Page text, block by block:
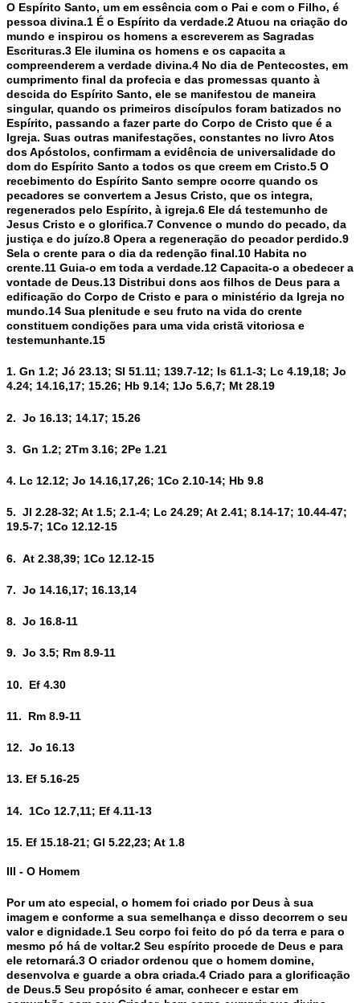
O Espírito Santo, um em essência com o Pai e com o Filho, é
pessoa divina.1 É o Espírito da verdade.2 Atuou na criação do
mundo e inspirou os homens a escreverem as Sagradas
Escrituras.3 Ele ilumina os homens e os capacita a
compreenderem a verdade divina.4 No dia de Pentecostes, em
cumprimento final da profecia e das promessas quanto à
descida do Espírito Santo, ele se manifestou de maneira
singular, quando os primeiros discípulos foram batizados no
Espírito, passando a fazer parte do Corpo de Cristo que é a
Igreja. Suas outras manifestações, constantes no livro Atos
dos Apóstolos, confirmam a evidência de universalidade do
dom do Espírito Santo a todos os que creem em Cristo.5 O
recebimento do Espírito Santo sempre ocorre quando os
pecadores se convertem a Jesus Cristo, que os integra,
regenerados pelo Espírito, à igreja.6 Ele dá testemunho de
Jesus Cristo e o glorifica.7 Convence o mundo do pecado, da
justiça e do juízo.8 Opera a regeneração do pecador perdido.9
Sela o crente para o dia da redenção final.10 Habita no
crente.11 Guia-o em toda a verdade.12 Capacita-o a obedecer a
vontade de Deus.13 Distribui dons aos filhos de Deus para a
edificação do Corpo de Cristo e para o ministério da Igreja no
mundo.14 Sua plenitude e seu fruto na vida do crente
constituem condições para uma vida cristã vitoriosa e
testemunhante.15
1. Gn 1.2; Jó 23.13; Sl 51.11; 139.7-12; Is 61.1-3; Lc 4.19,18; Jo
4.24; 14.16,17; 15.26; Hb 9.14; 1Jo 5.6,7; Mt 28.19
2. Jo 16.13; 14.17; 15.26
3. Gn 1.2; 2Tm 3.16; 2Pe 1.21
4. Lc 12.12; Jo 14.16,17,26; 1Co 2.10-14; Hb 9.8
5. Jl 2.28-32; At 1.5; 2.1-4; Lc 24.29; At 2.41; 8.14-17; 10.44-47;
19.5-7; 1Co 12.12-15
6. At 2.38,39; 1Co 12.12-15
7. Jo 14.16,17; 16.13,14
8. Jo 16.8-11
9. Jo 3.5; Rm 8.9-11
10. Ef 4.30
11. Rm 8.9-11
12. Jo 16.13
13. Ef 5.16-25
14. 1Co 12.7,11; Ef 4.11-13
15. Ef 15.18-21; Gl 5.22,23; At 1.8
III - O Homem
Por um ato especial, o homem foi criado por Deus à sua
imagem e conforme a sua semelhança e disso decorrem o seu
valor e dignidade.1 Seu corpo foi feito do pó da terra e para o
mesmo pó há de voltar.2 Seu espírito procede de Deus e para
ele retornará.3 O criador ordenou que o homem domine,
desenvolva e guarde a obra criada.4 Criado para a glorificação
de Deus.5 Seu propósito é amar, conhecer e estar em